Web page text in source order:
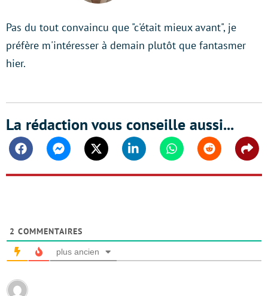
Pas du tout convaincu que "c'était mieux avant", je
préfère m'intéresser à demain plutôt que fantasmer
hier.
La rédaction vous conseille aussi...
FacebookMessengerTwitter Linkedin WhatsappReddit
2 COMMENTAIRES
plus ancien